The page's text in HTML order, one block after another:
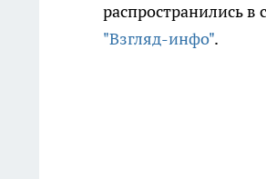
распространились в
"Взгляд-инфо".